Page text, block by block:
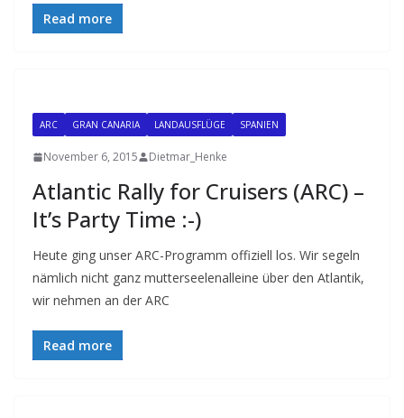
Read more
ARC GRAN CANARIA LANDAUSFLÜGE SPANIEN
November 6, 2015 Dietmar_Henke
Atlantic Rally for Cruisers (ARC) –
It’s Party Time :-)
Heute ging unser ARC-Programm offiziell los. Wir segeln
nämlich nicht ganz mutterseelenalleine über den Atlantik,
wir nehmen an der ARC
Read more